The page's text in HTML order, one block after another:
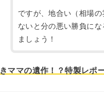
ですが、地合い（相場の
ないと分の悪い勝負に
ましょう！
ママの遺作！？特製レポ